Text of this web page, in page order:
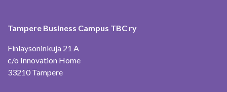
Tampere Business Campus TBC ry
Finlaysoninkuja 21 A
c/o Innovation Home
33210 Tampere